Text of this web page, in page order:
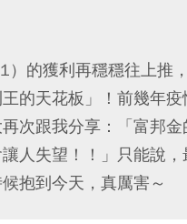
）的獲利再穩穩往上推
的天花板」！前幾年疫
次跟我分享：「富邦金
人失望！！」只能說，
抱到今天，真厲害～